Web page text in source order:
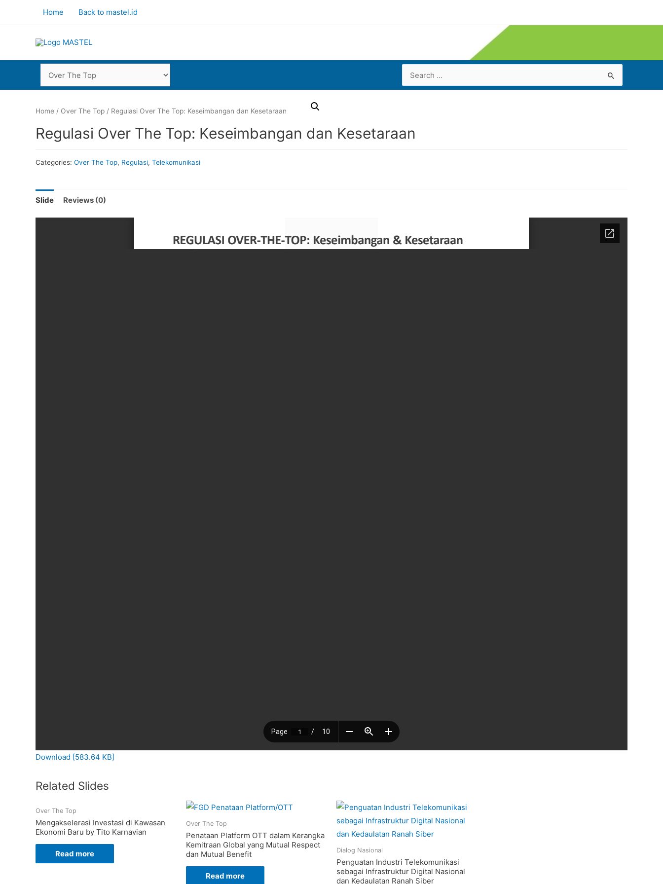
Home Back to mastel.id
Search
for:
Home / Over The Top / Regulasi Over The Top: Keseimbangan dan Kesetaraan
Regulasi Over The Top: Keseimbangan dan Kesetaraan
Categories: Over The Top, Regulasi, Telekomunikasi
Slide Reviews (0)
Download [583.64 KB]
Related Slides
Over The Top
Mengakselerasi Investasi di Kawasan
Ekonomi Baru by Tito Karnavian
Read more
Over The Top
Penataan Platform OTT dalam Kerangka
Kemitraan Global yang Mutual Respect
dan Mutual Benefit
Read more
Dialog Nasional
Penguatan Industri Telekomunikasi
sebagai Infrastruktur Digital Nasional
dan Kedaulatan Ranah Siber